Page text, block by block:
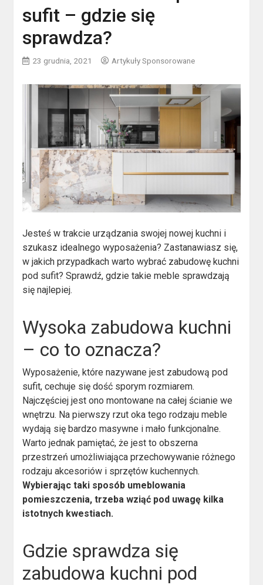
sufit – gdzie się
sprawdza?
23 grudnia, 2021 Artykuły Sponsorowane
Jesteś w trakcie urządzania swojej nowej kuchni i
szukasz idealnego wyposażenia? Zastanawiasz się,
w jakich przypadkach warto wybrać zabudowę kuchni
pod sufit? Sprawdź, gdzie takie meble sprawdzają
się najlepiej.
Wysoka zabudowa kuchni
– co to oznacza?
Wyposażenie, które nazywane jest zabudową pod
sufit, cechuje się dość sporym rozmiarem.
Najczęściej jest ono montowane na całej ścianie we
wnętrzu. Na pierwszy rzut oka tego rodzaju meble
wydają się bardzo masywne i mało funkcjonalne.
Warto jednak pamiętać, że jest to obszerna
przestrzeń umożliwiająca przechowywanie różnego
rodzaju akcesoriów i sprzętów kuchennych.
Wybierając taki sposób umeblowania
pomieszczenia, trzeba wziąć pod uwagę kilka
istotnych kwestiach.
Gdzie sprawdza się
zabudowa kuchni pod